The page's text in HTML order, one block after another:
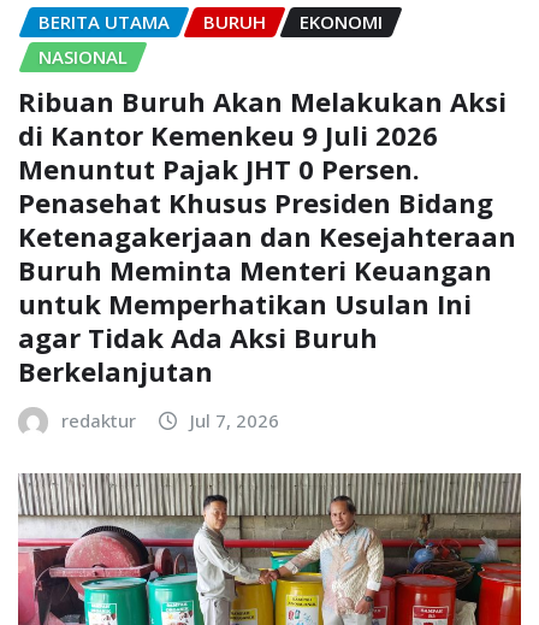
BERITA UTAMA BURUH
EKONOMI
NASIONAL
Ribuan Buruh Akan Melakukan Aksi
di Kantor Kemenkeu 9 Juli 2026
Menuntut Pajak JHT 0 Persen.
Penasehat Khusus Presiden Bidang
Ketenagakerjaan dan Kesejahteraan
Buruh Meminta Menteri Keuangan
untuk Memperhatikan Usulan Ini
agar Tidak Ada Aksi Buruh
Berkelanjutan
redaktur Jul 7, 2026